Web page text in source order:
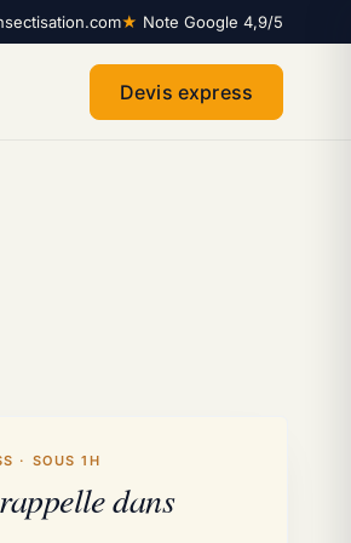
★ Note Google 4,9/5
Devis express
· SOUS 1H
dans